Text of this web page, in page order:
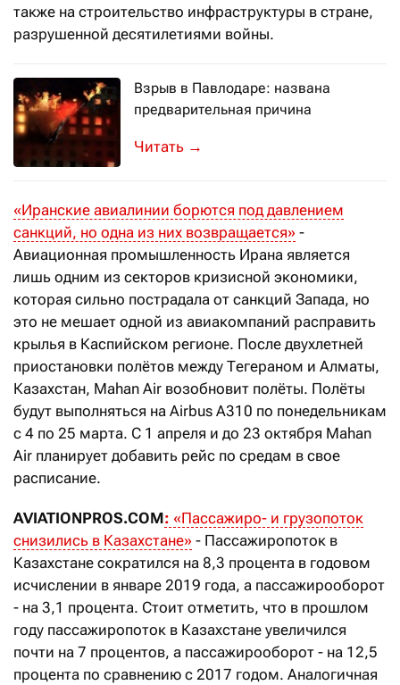
также на строительство инфраструктуры в стране,
разрушенной десятилетиями войны.
Взрыв в Павлодаре: названа
предварительная причина
Обзор региональной прессы (5-7
→
«Иранские авиалинии борются под давлением
санкций, но одна из них возвращается» -
Авиационная промышленность Ирана является
лишь одним из секторов кризисной экономики,
которая сильно пострадала от санкций Запада, но
это не мешает одной из авиакомпаний расправить
крылья в Каспийском регионе. После двухлетней
приостановки полётов между Тегераном и Алматы,
Казахстан, Mahan Air возобновит полёты. Полёты
будут выполняться на Airbus A310 по понедельникам
с 4 по 25 марта. С 1 апреля и до 23 октября Mahan
Air планирует добавить рейс по средам в свое
расписание.
AVIATIONPROS.COM: «Пассажиро- и грузопоток
снизились в Казахстане» - Пассажиропоток в
Казахстане сократился на 8,3 процента в годовом
исчислении в январе 2019 года, а пассажирооборот
- на 3,1 процента. Стоит отметить, что в прошлом
году пассажиропоток в Казахстане увеличился
почти на 7 процентов, а пассажирооборот - на 12,5
процента по сравнению с 2017 годом. Аналогичная